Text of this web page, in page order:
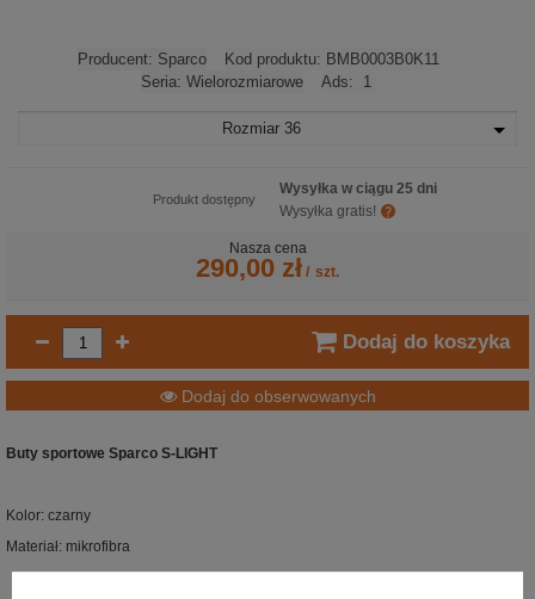
Producent: Sparco Kod produktu: BMB0003B0K11
Seria: Wielorozmiarowe Ads: 1
Rozmiar 36
Produkt dostępny
Wysyłka w ciągu 25 dni
Wysyłka gratis!
Nasza cena
290,00 zł / szt.
Dodaj do koszyka
Dodaj do obserwowanych
Buty sportowe Sparco S-LIGHT
Kolor: czarny
Materiał: mikrofibra